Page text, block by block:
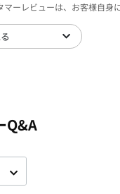
ーレビューは、お客様自身
Q&A